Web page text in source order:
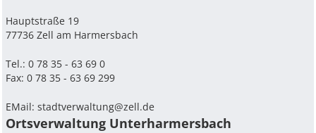
Hauptstraße 19
77736 Zell am Harmersbach
Tel.: 0 78 35 - 63 69 0
Fax: 0 78 35 - 63 69 299
EMail:stadtverwaltung@zell.de
Ortsverwaltung Unterharmersbach